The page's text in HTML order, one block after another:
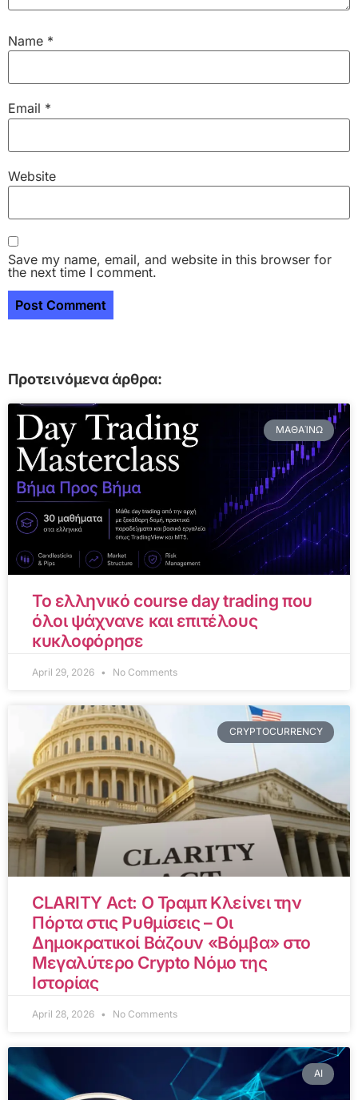
Name *
Email *
Website
Save my name, email, and website in this browser for
the next time I comment.
Προτεινόμενα άρθρα:
ΜΑΘΑΊΝΩ
Το ελληνικό course day trading που
όλοι ψάχνανε και επιτέλους
κυκλοφόρησε
April 29, 2026 No Comments
CRYPTOCURRENCY
CLARITY Act: Ο Τραμπ Κλείνει την
Πόρτα στις Ρυθμίσεις – Οι
Δημοκρατικοί Βάζουν «Βόμβα» στο
Μεγαλύτερο Crypto Νόμο της
Ιστορίας
April 28, 2026 No Comments
AI